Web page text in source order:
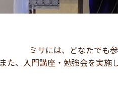
ミサには、どなたでも
また、入門講座・勉強会を実施